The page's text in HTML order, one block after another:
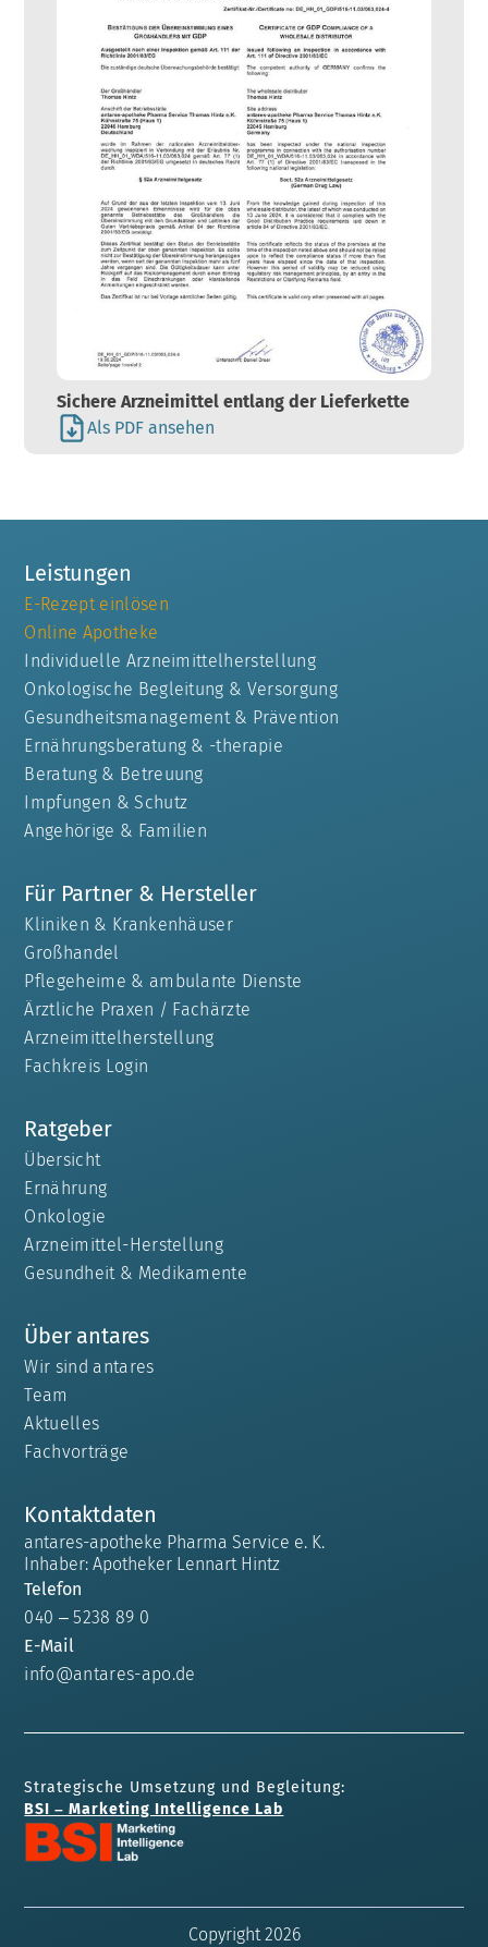
Sichere Arzneimittel entlang der Lieferkette
Als PDF ansehen
Leistungen
E-Rezept einlösen
Online Apotheke
Individuelle Arzneimittelherstellung
Onkologische Begleitung & Versorgung
Gesundheitsmanagement & Prävention
Ernährungsberatung & -therapie
Beratung & Betreuung
Impfungen & Schutz
Angehörige & Familien
Für Partner & Hersteller
Kliniken & Krankenhäuser
Großhandel
Pflegeheime & ambulante Dienste
Ärztliche Praxen / Fachärzte
Arzneimittelherstellung
Fachkreis Login
Ratgeber
Übersicht
Ernährung
Onkologie
Arzneimittel-Herstellung
Gesundheit & Medikamente
Über antares
Wir sind antares
Team
Aktuelles
Fachvorträge
Kontaktdaten
antares-apotheke Pharma Service e. K.
Inhaber: Apotheker Lennart Hintz
Telefon
040 – 5238 89 0
E-Mail
info@antares-apo.de
Strategische Umsetzung und Begleitung:
BSI – Marketing Intelligence Lab
Copyright 2026